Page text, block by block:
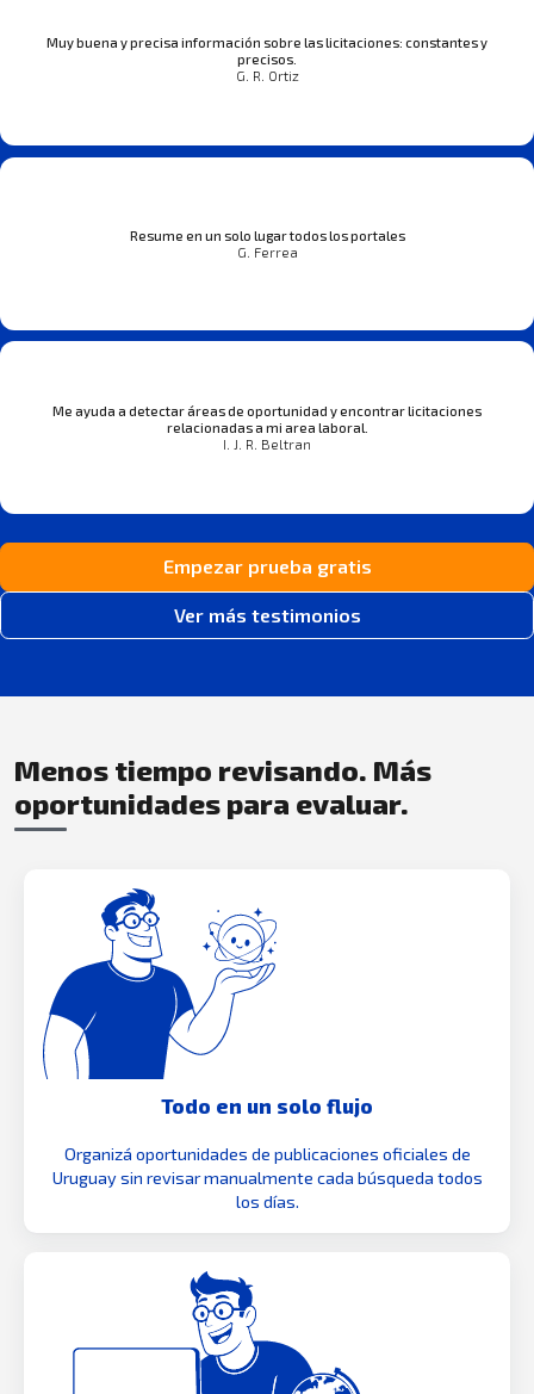
Muy buena y precisa información sobre las licitaciones: constantes y
precisos.
G. R. Ortiz
Resume en un solo lugar todos los portales
G. Ferrea
Me ayuda a detectar áreas de oportunidad y encontrar licitaciones
relacionadas a mi area laboral.
I. J. R. Beltran
Empezar prueba gratis
Ver más testimonios
Menos tiempo revisando. Más
oportunidades para evaluar.
Todo en un solo flujo
Organizá oportunidades de publicaciones oficiales de
Uruguay sin revisar manualmente cada búsqueda todos
los días.